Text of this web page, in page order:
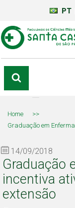
PT
Home
>>
Graduação em
14/09/2018
Graduação
incentiva
extensão